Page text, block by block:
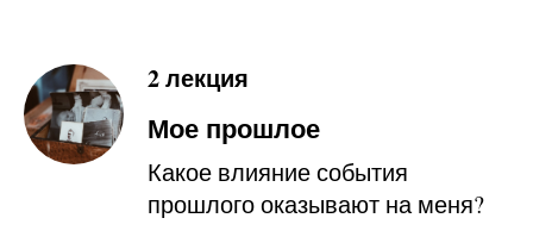
2 лекция
Мое прошлое
Какое влияние события
прошлого оказывают на меня?